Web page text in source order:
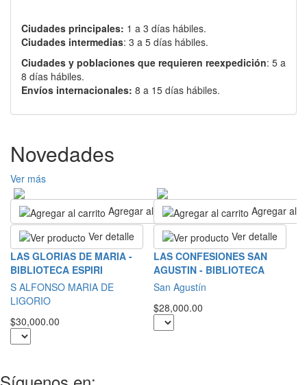
Ciudades principales: 1 a 3 días hábiles.
Ciudades intermedias: 3 a 5 días hábiles.
Ciudades y poblaciones que requieren reexpedición: 5 a
8 días hábiles.
Envíos internacionales: 8 a 15 días hábiles.
Novedades
Ver más
Agregar al carrito
Ver detalle
LAS GLORIAS DE MARIA -
BIBLIOTECA ESPIRI
S ALFONSO MARIA DE
LIGORIO
$30,000.00
Agregar al
Ver detalle
LAS CONFESIONES SAN
AGUSTIN - BIBLIOTECA
San Agustín
$28,000.00